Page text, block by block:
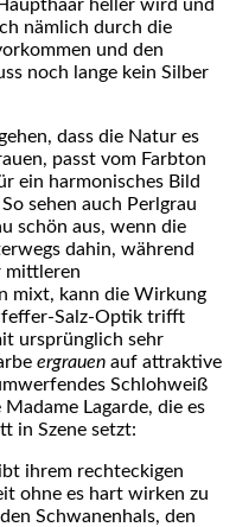
heller wird und
nämlich durch die
und den
noch lange kein Silber
dass die Natur es
passt vom Farbton
ein harmonisches Bild
sehen auch Perlgrau
schön aus, wenn die
dahin, während
mittleren
mixt, kann die Wirkung
Salz-Optik trifft
ursprünglich sehr
ergrauen auf attraktive
Schlohweiß
Lagarde, die es
in Szene setzt:
ihrem rechteckigen
ohne es hart wirken zu
Schwanenhals, den